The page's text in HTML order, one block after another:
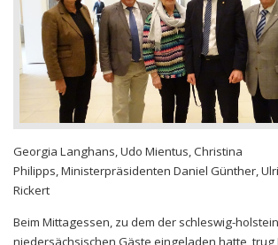
Georgia Langhans, Udo Mientus, Christina
Philipps, Ministerpräsidenten Daniel Günther,
Rickert
Beim Mittagessen, zu dem der schleswig-
niedersächsischen Gäste eingeladen hatte,